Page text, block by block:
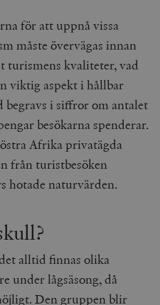
för att uppnå vissa
måste övervägas innan
turismens kvaliteter, vad
viktig aspekt i hållbar
i siffror om antalet
besökarna spenderar.
Afrika privatägda
från turistbesöken
hotade naturvärden.
alltid finnas olika
under lågsäsong, då
Den gruppen blir